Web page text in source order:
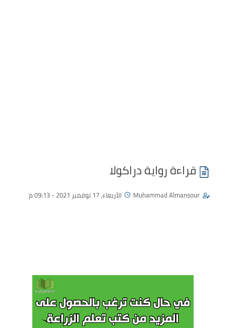
قراءة رواية دراكولا
Muhammad Almansour الأربعاء, 17 نوفمبر 2021 - 09:13 م